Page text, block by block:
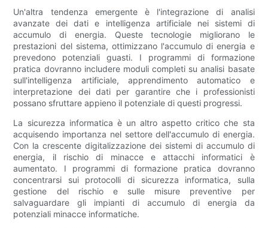
Un'altra tendenza emergente è l'integrazione di analisi
avanzate dei dati e intelligenza artificiale nei sistemi di
accumulo di energia. Queste tecnologie migliorano le
prestazioni del sistema, ottimizzano l'accumulo di energia e
prevedono potenziali guasti. I programmi di formazione
pratica dovranno includere moduli completi su analisi basate
sull'intelligenza artificiale, apprendimento automatico e
interpretazione dei dati per garantire che i professionisti
possano sfruttare appieno il potenziale di questi progressi.
La sicurezza informatica è un altro aspetto critico che sta
acquisendo importanza nel settore dell'accumulo di energia.
Con la crescente digitalizzazione dei sistemi di accumulo di
energia, il rischio di minacce e attacchi informatici è
aumentato. I programmi di formazione pratica dovranno
concentrarsi sui protocolli di sicurezza informatica, sulla
gestione del rischio e sulle misure preventive per
salvaguardare gli impianti di accumulo di energia da
potenziali minacce informatiche.